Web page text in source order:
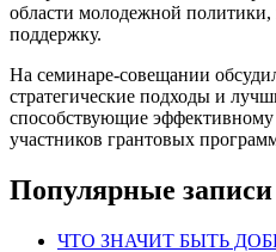
области молодежной
поддержку.
На семинаре-совещании
стратегические подходы и
способствующие
участников грантовых
Популярные записи
ЧТО ЗНАЧИТ БЫТЬ